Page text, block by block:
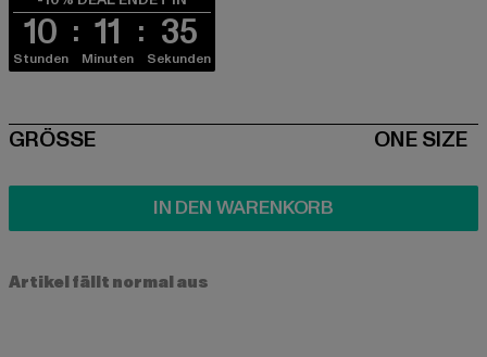
10
Stunden
11
Minuten
35
Sekunden
SIZE
GRÖSSE ONE SIZE
IN DEN WARENKORB
Artikel fällt normal aus